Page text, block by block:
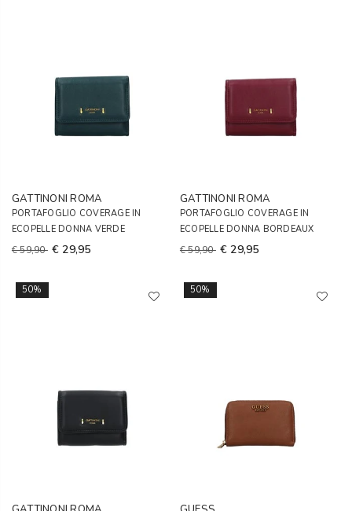
GATTINONI ROMA
PORTAFOGLIO COVERAGE IN
ECOPELLE DONNA VERDE
€ 59,90 € 29,95
GATTINONI ROMA
PORTAFOGLIO COVERAGE IN
ECOPELLE DONNA BORDEAUX
€ 59,90 € 29,95
50% 50%